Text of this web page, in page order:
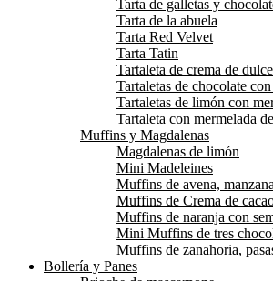
Tarta de galletas y
Tarta de la abuela
Tarta Red Velvet
Tarta Tatin
Tartaleta de crema de
Tartaletas de chocolate
Tartaletas de limón con
Tartaleta con mermelada
Muffins y Magdalenas
Magdalenas de limón
Mini Madeleines
Muffins de avena,
Muffins de Crema de
Muffins de naranja con
Mini Muffins de tres
Muffins de zanahoria,
Bollería y Panes